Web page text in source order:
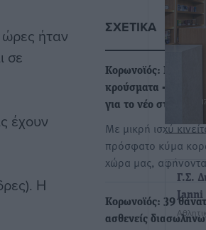
ήταν
σε
έχουν
Η
ΣΧΕΤΙΚΆ
Κορωνοϊός: Γιατί
κρούσματα - Σε
για το νέο στέλεχος
Με μικρή ισχύ
πρόσφατο κύμα
χώρα μας,
Κορωνοϊός: 39
ασθενείς
Γ.Σ.
Janni